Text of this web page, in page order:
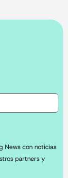
News con noticias
partners y